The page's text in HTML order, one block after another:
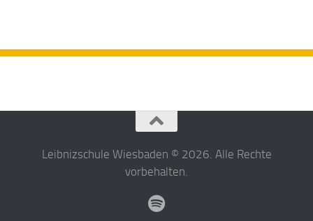
Leibnizschule Wiesbaden © 2026. Alle Rechte
vorbehalten.